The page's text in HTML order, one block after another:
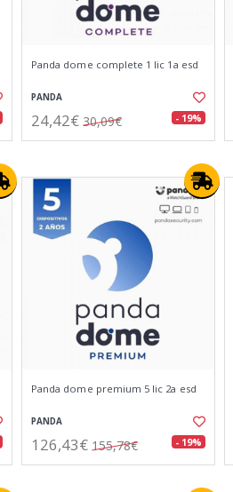
Panda dome complete 1 lic 1a esd
PANDA
24,42€ 30,09€ - 19%
Panda dome premium 5 lic 2a esd
PANDA
126,43€ 155,78€ - 19%